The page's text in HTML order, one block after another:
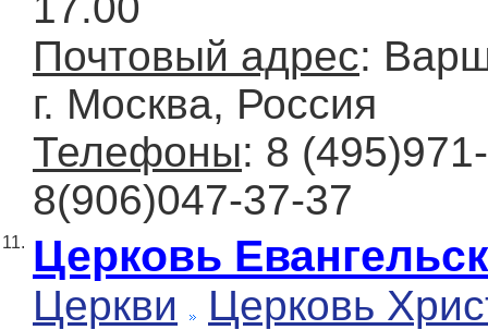
Почтовый адрес:
г. Москва, Россия
Телефоны: 8
8(906)047-37-37
11. Церковь
Церкви Церковь